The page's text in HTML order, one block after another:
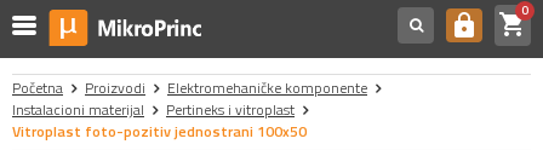
https shopping_cart0
Početna Proizvodi
Elektromehaničke komponente
Instalacioni materijal
Pertineks i vitroplast
Vitroplast foto-pozitiv jednostrani 100x50